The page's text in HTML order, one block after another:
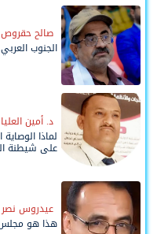
صالح حقروص
الجنوب
د. أمين
لماذا
على شيطنة
عيدروس نصر
هذا هو مجلس